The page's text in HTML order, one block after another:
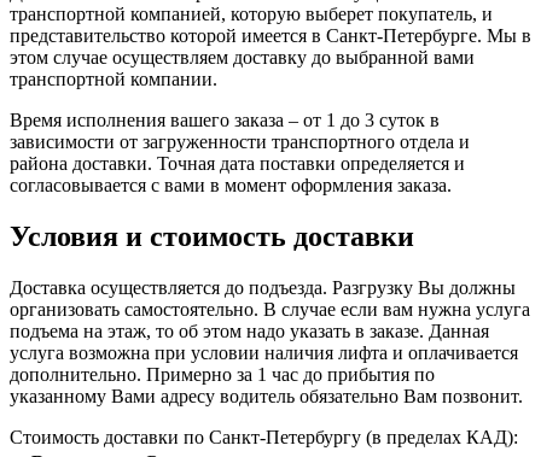
транспортной компанией, которую выберет покупатель, и
представительство которой имеется в Санкт-Петербурге. Мы в
этом случае осуществляем доставку до выбранной вами
транспортной компании.
Время исполнения вашего заказа – от 1 до 3 суток в
зависимости от загруженности транспортного отдела и
района доставки. Точная дата поставки определяется и
согласовывается с вами в момент оформления заказа.
Условия и стоимость доставки
Доставка осуществляется до подъезда. Разгрузку Вы должны
организовать самостоятельно. В случае если вам нужна услуга
подъема на этаж, то об этом надо указать в заказе. Данная
услуга возможна при условии наличия лифта и оплачивается
дополнительно. Примерно за 1 час до прибытия по
указанному Вами адресу водитель обязательно Вам позвонит.
Стоимость доставки по Санкт-Петербургу (в пределах КАД):